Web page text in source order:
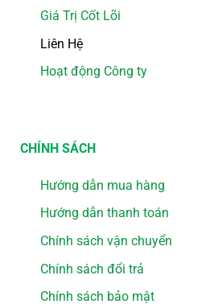
Giá Trị Cốt Lõi
Liên Hệ
Hoạt động Công ty
CHÍNH SÁCH
Hướng dẫn mua hàng
Hướng dẫn thanh toán
Chính sách vận chuyển
Chính sách đổi trả
Chính sách bảo mật